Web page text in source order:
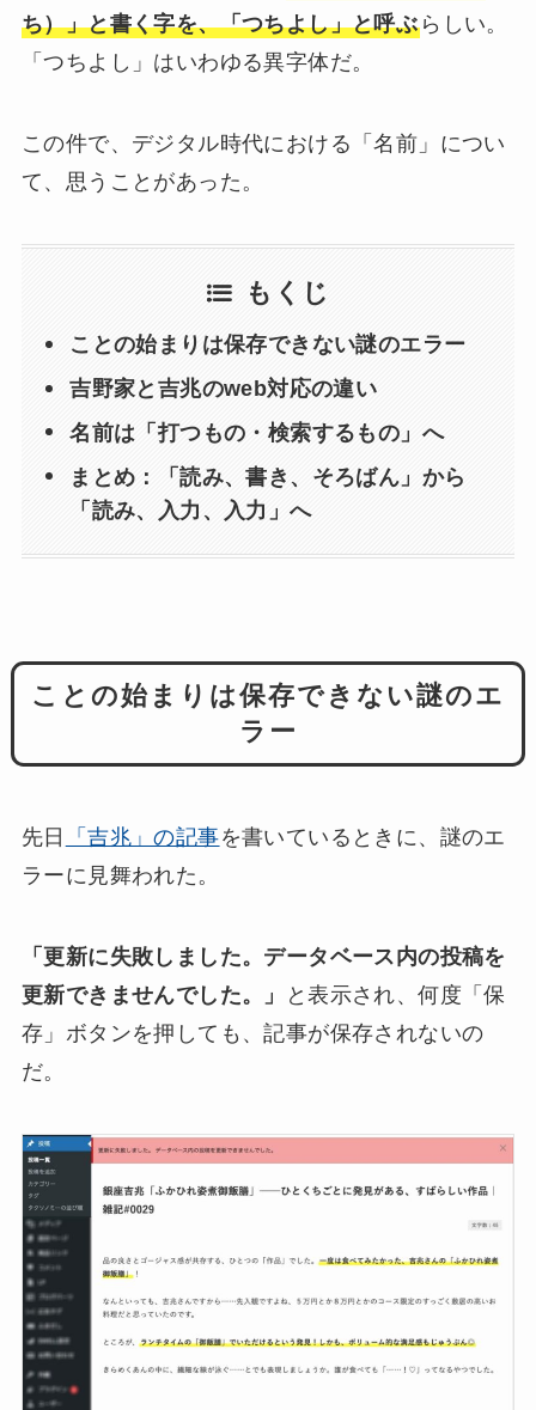
ち）」と書く字を、「つちよし」と呼ぶ らしい。
「つちよし」はいわゆる異字体だ。
この件で、デジタル時代における「名前」につい
て、思うことがあった。
もくじ
ことの始まりは保存できない謎のエラー
吉野家と吉兆のweb対応の違い
名前は「打つもの・検索するもの」へ
まとめ：「読み、書き、そろばん」から
「読み、入力、入力」へ
ことの始まりは保存できない謎のエ
ラー
先日 「吉兆」の記事を書いているときに、謎のエ
ラーに見舞われた。
「更新に失敗しました。データベース内の投稿を
更新できませんでした。」
と表示され、何度「保
存」ボタンを押しても、記事が保存されないの
だ。